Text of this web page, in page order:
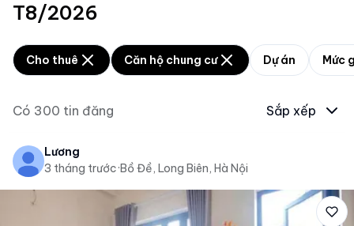
T8/2026
Cho thuê Căn hộ chung cư Dự án Mức
Có 300 tin đăng Sắp xếp
Lương
3 tháng trước·Bồ Đề, Long Biên, Hà Nội